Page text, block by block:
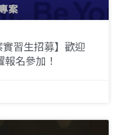
實習生招募】歡迎
名參加！